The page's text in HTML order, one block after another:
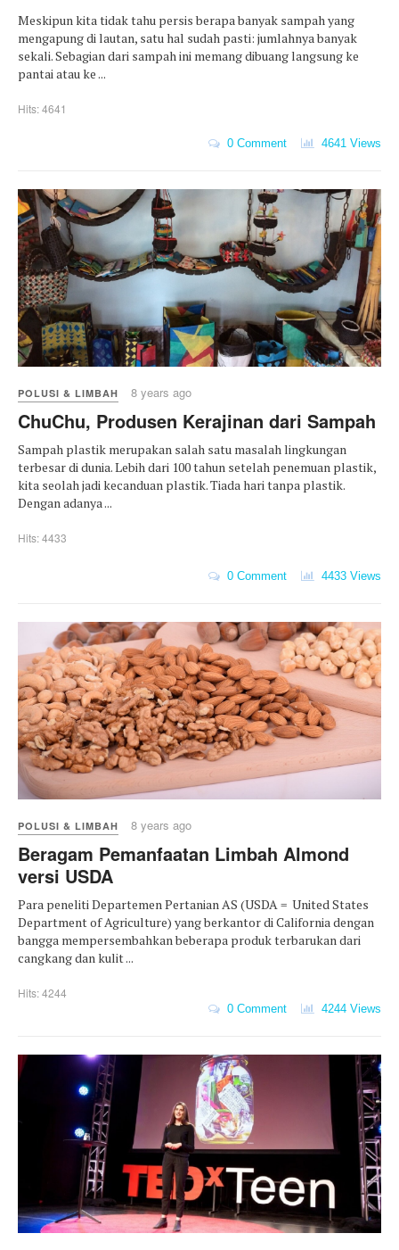
Meskipun kita tidak tahu persis berapa banyak sampah yang
mengapung di lautan, satu hal sudah pasti: jumlahnya banyak
sekali. Sebagian dari sampah ini memang dibuang langsung ke
pantai atau ke ...
Hits: 4641
0 Comment 4641 Views
POLUSI & LIMBAH 8 years ago
ChuChu, Produsen Kerajinan dari Sampah
Sampah plastik merupakan salah satu masalah lingkungan
terbesar di dunia. Lebih dari 100 tahun setelah penemuan plastik,
kita seolah jadi kecanduan plastik. Tiada hari tanpa plastik.
Dengan adanya ...
Hits: 4433
0 Comment 4433 Views
POLUSI & LIMBAH 8 years ago
Beragam Pemanfaatan Limbah Almond
versi USDA
Para peneliti Departemen Pertanian AS (USDA = United States
Department of Agriculture) yang berkantor di California dengan
bangga mempersembahkan beberapa produk terbarukan dari
cangkang dan kulit ...
Hits: 4244
0 Comment 4244 Views